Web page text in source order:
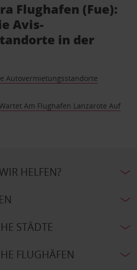
Flughafen (Fue):
Avis-
in der
Autovermietungsstandorte
Am Flughafen Lanzarote Auf
HELFEN?
STÄDTE
FLUGHÄFEN